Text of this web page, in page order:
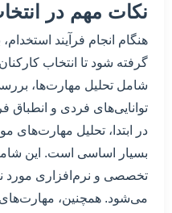
نکات مهم در
هنگام انجام فرآیند
گرفته شود تا انتخاب
شامل تحلیل مهارت‌ها،
توانایی‌های فردی و انطباق
در ابتدا، تحلیل مهارت‌های
بسیار اساسی است. این
تخصصی و نرم‌افزاری مورد
می‌شود. همچنین،